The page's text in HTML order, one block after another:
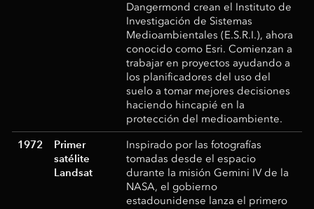
Dangermond crean el Instituto de
Investigación de Sistemas
Medioambientales (E.S.R.I.), ahora
conocido como Esri. Comienzan a
trabajar en proyectos ayudando a
los planificadores del uso del
suelo a tomar mejores decisiones
haciendo hincapié en la
protección del medioambiente.
1972
Primer
satélite
Landsat
Inspirado por las fotografías
tomadas desde el espacio
durante la misión Gemini IV de la
NASA, el gobierno
estadounidense lanza el primero